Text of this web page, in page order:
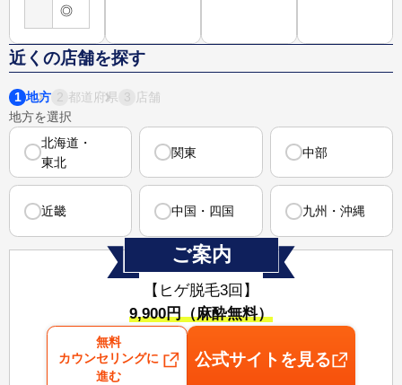
◎
近くの店舗を探す
1 地方 2 都道府県 3 店舗
地方を選択
北海道・
東北
関東 中部
近畿 中国・四国 九州・沖縄
ご案内
【ヒゲ脱毛3回】
⁠9,900円（麻酔無料）
無料
カウンセリングに
進む
公式サイトを見る